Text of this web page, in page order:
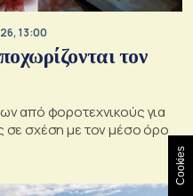
13:00
τον
από φοροτεχνικούς για
σε σχέση με τον μέσο όρο
Cookies